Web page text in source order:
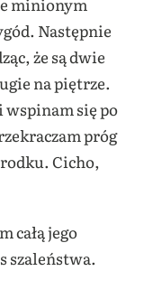
Następnie
że są dwie
na piętrze.
się po
próg
Cicho,
całą jego
szaleństwa.